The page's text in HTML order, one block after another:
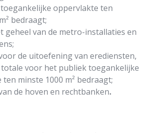
oppervlakte ten
bedraagt;
geheel van de metro-installaties en
de uitoefening van erediensten,
voor het publiek toegankelijke
minste 1000 m² bedraagt;
de hoven en rechtbanken.